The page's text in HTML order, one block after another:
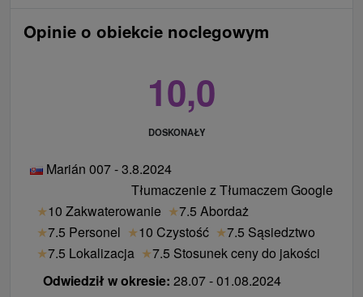
Opinie o obiekcie noclegowym
10,0
DOSKONAŁY
Marián 007 - 3.8.2024
Tłumaczenie z Tłumaczem Google
★10 Zakwaterowanie ★7.5 Abordaż
★7.5 Personel ★10 Czystość ★7.5 Sąsiedztwo
★7.5 Lokalizacja ★7.5 Stosunek ceny do jakości
Odwiedził w okresie: 28.07 - 01.08.2024